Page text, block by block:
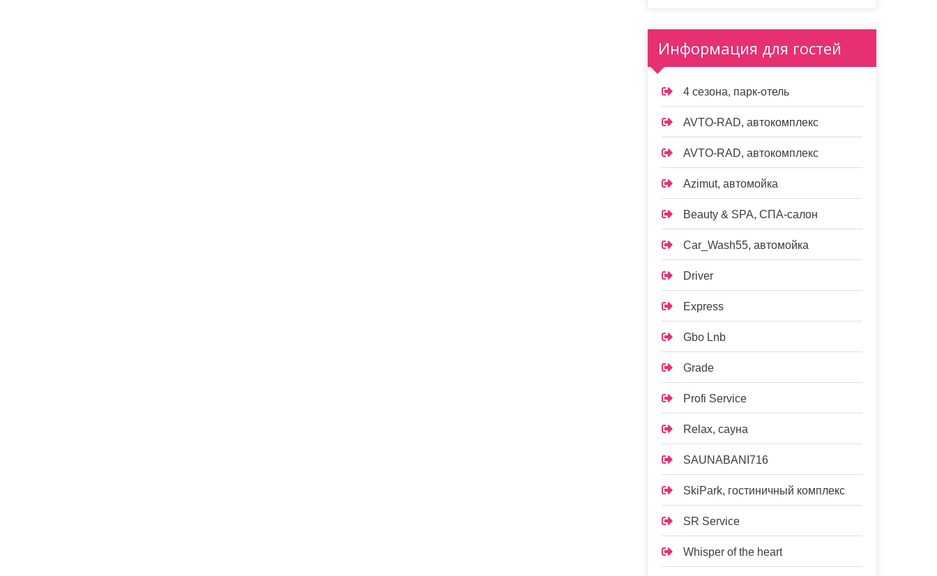
Информация для гостей
4 сезона, парк-отель
AVTO-RAD, автокомплекс
AVTO-RAD, автокомплекс
Azimut, автомойка
Beauty & SPA, СПА-салон
Car_Wash55, автомойка
Driver
Express
Gbo Lnb
Grade
Profi Service
Relax, сауна
SAUNABANI716
SkiPark, гостиничный комплекс
SR Service
Whisper of the heart